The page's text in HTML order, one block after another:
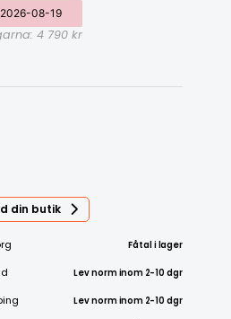
2026-08-19
4 790 kr
din butik
Fåtal i lager
Lev norm inom 2-10 dgr
Lev norm inom 2-10 dgr